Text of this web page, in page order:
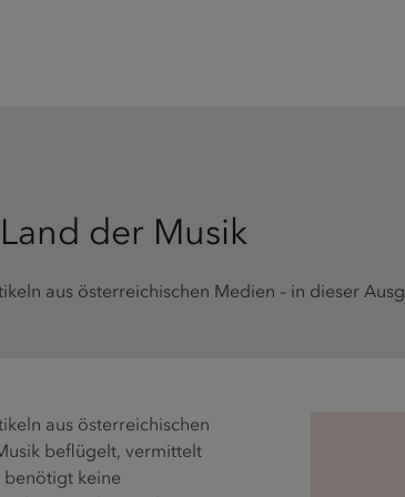
der Musik
aus österreichischen Medien – in dieser
aus österreichischen
beflügelt, vermittelt
benötigt keine